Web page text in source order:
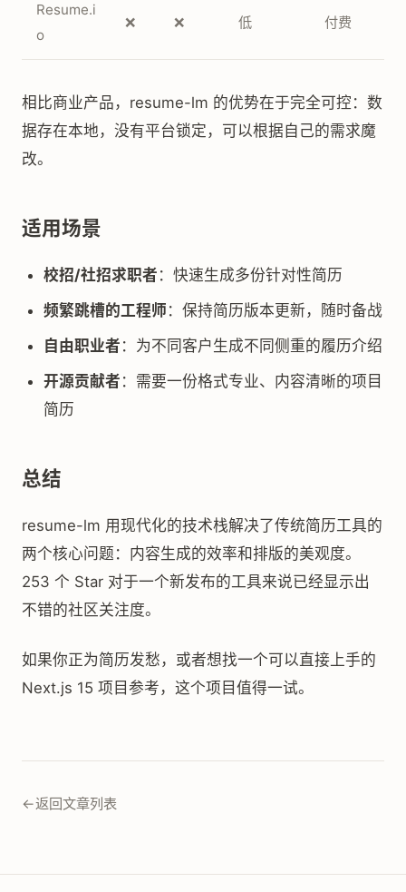
Resume.i
o
❌ ❌ 低 付费
相比商业产品，resume-lm 的优势在于完全可控：数
据存在本地，没有平台锁定，可以根据自己的需求魔
改。
适用场景
校招/社招求职者 ：快速生成多份针对性简历
频繁跳槽的工程师 ：保持简历版本更新，随时备战
自由职业者 ：为不同客户生成不同侧重的履历介绍
开源贡献者 ：需要一份格式专业、内容清晰的项目
简历
总结
resume-lm 用现代化的技术栈解决了传统简历工具的
两个核心问题：内容生成的效率和排版的美观度。
253 个 Star 对于一个新发布的工具来说已经显示出
不错的社区关注度。
如果你正为简历发愁，或者想找一个可以直接上手的
Next.js 15 项目参考，这个项目值得一试。
←返回文章列表